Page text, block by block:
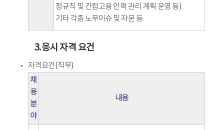
정규직 및 간접고용 인력 관리 계획 운영 등)
기타 각종 노무이슈 및 자문 등
3.응시 자격 요건
자격요건(직무)
채
용
분
야
내용